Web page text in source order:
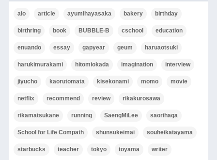
aio article ayumihayasaka bakery birthday
birthring book BUBBLE-B cschool education
enuando essay gapyear geum haruaotsuki
harukimurakami hitomiokada imagination interview
jiyucho kaorutomata kisekonami momo movie
netflix recommend review rikakurosawa
rikamatsukane running SaengMiLee saorihaga
School for Life Compath shunsukeimai souheikatayama
starbucks teacher tokyo toyama writer